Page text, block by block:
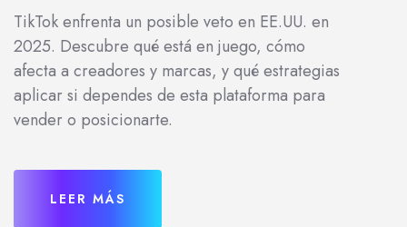
TikTok enfrenta un posible veto en EE.UU. en
2025. Descubre qué está en juego, cómo
afecta a creadores y marcas, y qué estrategias
aplicar si dependes de esta plataforma para
vender o posicionarte.
LEER MÁS